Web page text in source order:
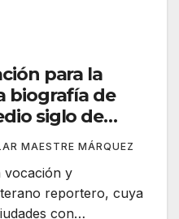
para la
biografía de
siglo de
por el mundo
MAESTRE MÁRQUEZ
vocación y
reportero, cuya
con…